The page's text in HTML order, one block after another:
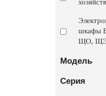
шкафы
ЩО,
Модель
Серия